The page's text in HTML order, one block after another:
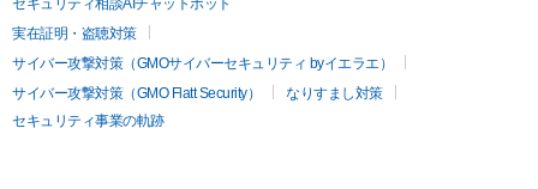
セキュリティ相談AIチャットボット
実在証明・盗聴対策
サイバー攻撃対策（GMOサイバーセキュリティ byイエラエ）
サイバー攻撃対策（GMO Flatt Security）
なりすまし対策
セキュリティ事業の軌跡